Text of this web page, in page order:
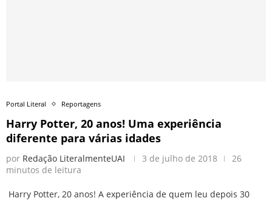
Portal Literal Reportagens
Harry Potter, 20 anos! Uma experiência
diferente para várias idades
por Redação LiteralmenteUAI 3 de julho de 2018
26
minutos de leitura
Harry Potter, 20 anos! A experiência de quem leu depois 30